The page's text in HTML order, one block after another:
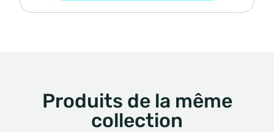
Produits de la même
collection